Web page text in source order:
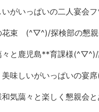
いがいっぱいの二人宴会
花束 (^▽^)/探検部の懇
々と鹿児島**育課様
美味しいがいっぱいの宴
気藹々と楽しく懇親会